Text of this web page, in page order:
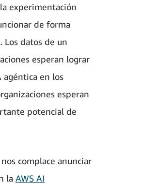
experimentación
de forma
datos de un
esperan lograr
en los
esperan
potencial de
complace anunciar
la AWS AI